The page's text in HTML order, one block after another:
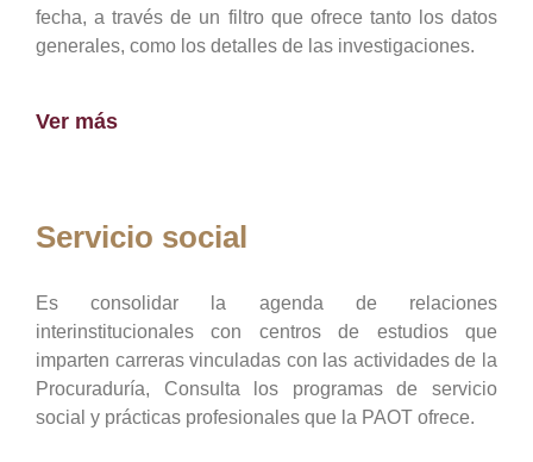
fecha, a través de un filtro que ofrece tanto los datos
generales, como los detalles de las investigaciones.
Ver más
Servicio social
Es consolidar la agenda de relaciones
interinstitucionales con centros de estudios que
imparten carreras vinculadas con las actividades de la
Procuraduría, Consulta los programas de servicio
social y prácticas profesionales que la PAOT ofrece.